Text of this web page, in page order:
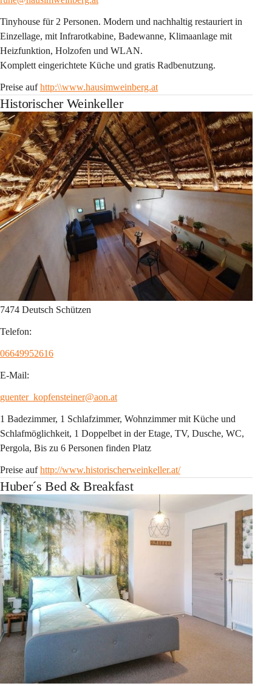
Tinyhouse für 2 Personen. Modern und nachhaltig restauriert in
Einzellage, mit Infrarotkabine, Badewanne, Klimaanlage mit
Heizfunktion, Holzofen und WLAN.
Komplett eingerichtete Küche und gratis Radbenutzung.
Preise auf http:\\www.hausimweinberg.at
Historischer Weinkeller
7474 Deutsch Schützen
Telefon:
06649952616
E-Mail:
guenter_kopfensteiner@aon.at
1 Badezimmer, 1 Schlafzimmer, Wohnzimmer mit Küche und
Schlafmöglichkeit, 1 Doppelbet in der Etage, TV, Dusche, WC,
Pergola, Bis zu 6 Personen finden Platz
Preise auf http://www.historischerweinkeller.at/
Huber´s Bed & Breakfast